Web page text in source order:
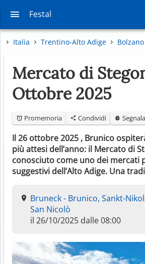
Festal
Italia Trentino-Alto Adige Bolzano
Mercato di
Ottobre 2025
Promemoria Condividi Segnala
Il 26 ottobre 2025 , Brunico
più attesi dell’anno: il Mercato di
conosciuto come uno dei mercati
suggestivi dell’Alto Adige. Una
Bruneck - Brunico, Sankt-
San Nicolò
il 26/10/2025 dalle 08:00